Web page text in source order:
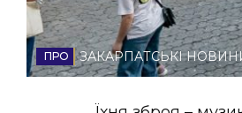
ВІДЕО
ЗАКАРПАТСЬКІ